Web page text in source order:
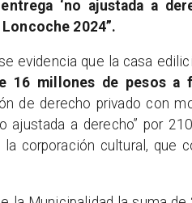
‘no ajustada a
2024”.
evidencia que la casa
16 millones de pesos a
de derecho privado con
ajustada a derecho” por
corporación cultural, que